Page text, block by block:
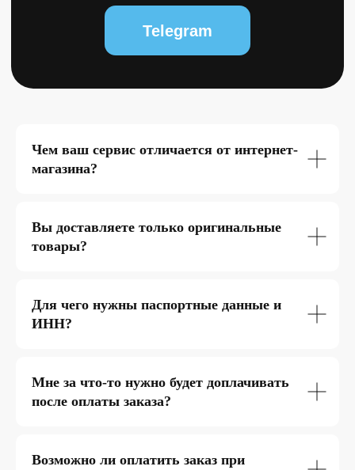
Чем ваш сервис отличается от интернет-
магазина?
Вы доставляете только оригинальные
товары?
Для чего нужны паспортные данные и
ИНН?
Мне за что-то нужно будет доплачивать
после оплаты заказа?
Возможно ли оплатить заказ при